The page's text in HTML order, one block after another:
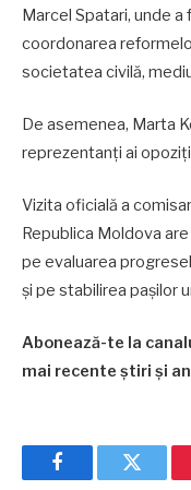
Marcel Spatari, unde
coordonarea
societatea civilă,
De asemenea, Marta
reprezentanți ai
Vizita oficială a
Republica Moldova
pe evaluarea
și pe stabilirea pașilor
Abonează-te la
mai recente știri și
FacebookTwitter